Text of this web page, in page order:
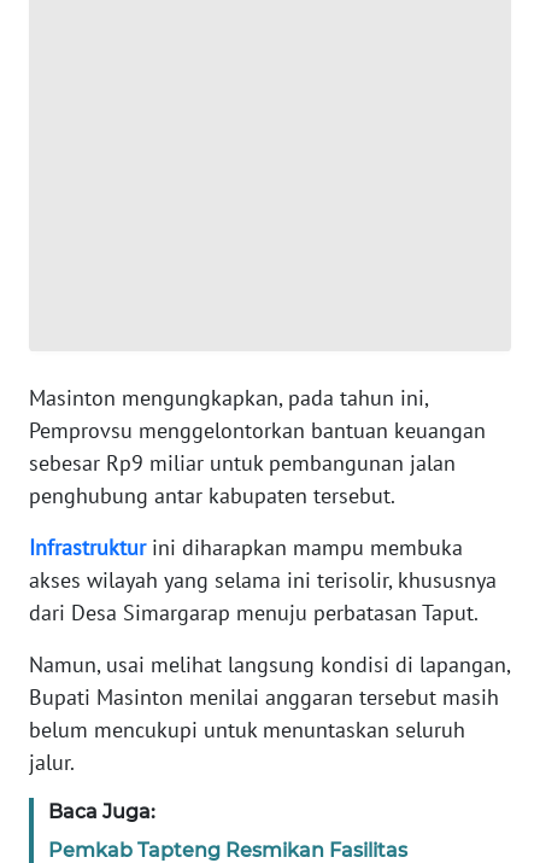
Masinton mengungkapkan, pada tahun ini,
Pemprovsu menggelontorkan bantuan keuangan
sebesar Rp9 miliar untuk pembangunan jalan
penghubung antar kabupaten tersebut.
Infrastrukturini diharapkan mampu membuka
akses wilayah yang selama ini terisolir, khususnya
dari Desa Simargarap menuju perbatasan Taput.
Namun, usai melihat langsung kondisi di lapangan,
Bupati Masinton menilai anggaran tersebut masih
belum mencukupi untuk menuntaskan seluruh
jalur.
Baca Juga:
Pemkab Tapteng Resmikan Fasilitas
WN
PAPUA
BARAT
RIAU
WN
WN
JAMBI
SULTRA